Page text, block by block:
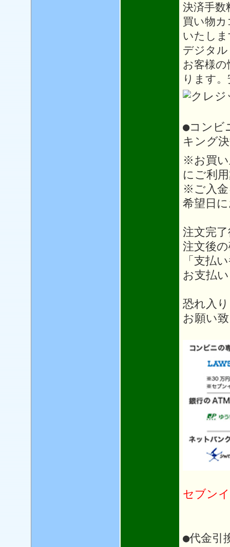
決済手数
買い物
いたし
デジタ
お客様
ります
●コンビ
キング
※お買い
にご利
※ご入金
希望日
注文完
注文後
「支払
お支払
恐れ入
お願い
セブン
●代金引